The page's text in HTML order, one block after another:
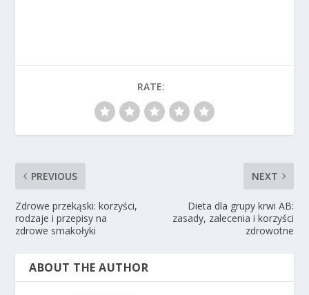
RATE:
PREVIOUS
Zdrowe przekąski: korzyści,
rodzaje i przepisy na
zdrowe smakołyki
NEXT
Dieta dla grupy krwi AB:
zasady, zalecenia i korzyści
zdrowotne
ABOUT THE AUTHOR